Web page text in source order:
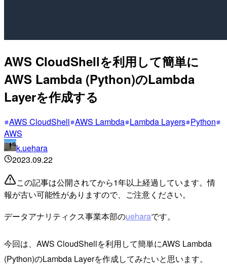
AWS CloudShellを利用して簡単に
AWS Lambda (Python)のLambda
Layerを作成する
AWS CloudShell AWS Lambda Lambda Layers Python
AWS
k.uehara
2023.09.22
この記事は公開されてから1年以上経過しています。情
報が古い可能性がありますので、ご注意ください。
データアナリティクス事業本部のueharaです。
今回は、AWS CloudShellを利用して簡単にAWS Lambda
(Python)のLambda Layerを作成してみたいと思います。